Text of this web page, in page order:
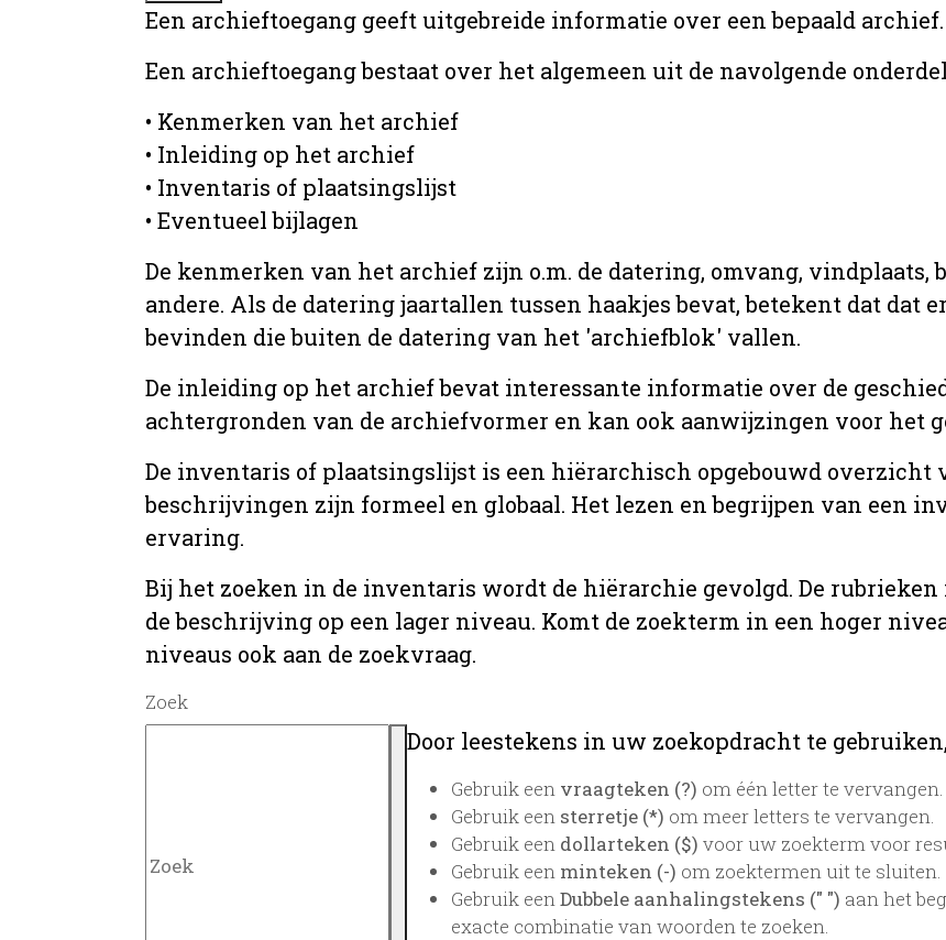
Een archieftoegang geeft uitgebreide informatie over een bepaald archief.
Een archieftoegang bestaat over het algemeen uit de navolgende
• Kenmerken van het archief
• Inleiding op het archief
• Inventaris of plaatsingslijst
• Eventueel bijlagen
De kenmerken van het archief zijn o.m. de datering, omvang, vindplaats,
andere. Als de datering jaartallen tussen haakjes bevat, betekent dat
bevinden die buiten de datering van het 'archiefblok' vallen.
De inleiding op het archief bevat interessante informatie over de
achtergronden van de archiefvormer en kan ook aanwijzingen voor het
De inventaris of plaatsingslijst is een hiërarchisch opgebouwd overzicht
beschrijvingen zijn formeel en globaal. Het lezen en begrijpen van een
ervaring.
Bij het zoeken in de inventaris wordt de hiërarchie gevolgd. De
de beschrijving op een lager niveau. Komt de zoekterm in een hoger
niveaus ook aan de zoekvraag.
Zoek
Door leestekens in uw zoekopdracht te
Gebruik een vraagteken (?) om één letter te vervangen.
Gebruik een sterretje (*) om meer letters te vervangen.
Gebruik een dollarteken ($) voor uw zoekterm voor
Gebruik een minteken (-) om zoektermen uit te sluiten.
Gebruik eenDubbele aanhalingstekens (" ") aan het
exacte combinatie van woorden te zoeken.